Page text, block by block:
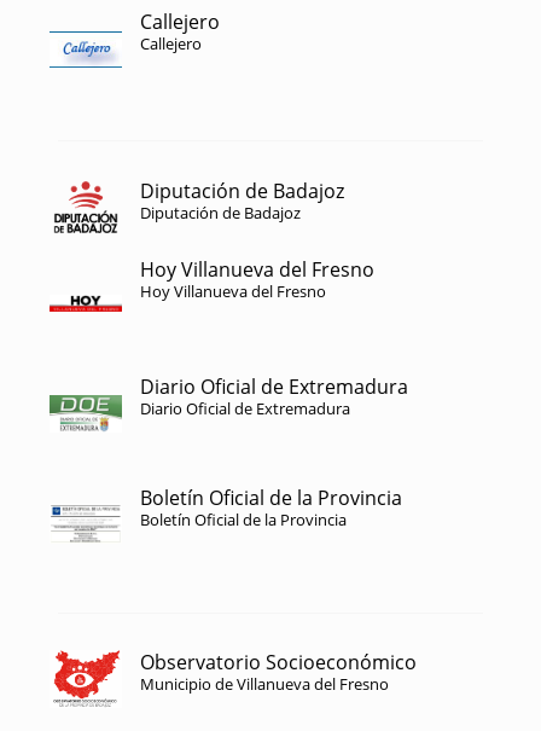
Callejero
Callejero
Diputación de Badajoz
Diputación de Badajoz
Hoy Villanueva del Fresno
Hoy Villanueva del Fresno
Diario Oficial de Extremadura
Diario Oficial de Extremadura
Boletín Oficial de la Provincia
Boletín Oficial de la Provincia
Observatorio Socioeconómico
Municipio de Villanueva del Fresno